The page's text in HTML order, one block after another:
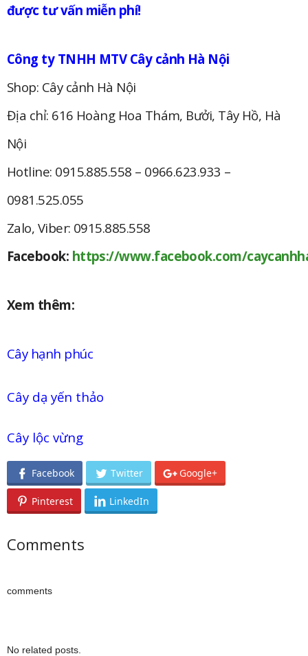
được tư vấn miễn phí!
Công ty TNHH MTV Cây cảnh Hà Nội
Shop: Cây cảnh Hà Nội
Địa chỉ: 616 Hoàng Hoa Thám, Bưởi, Tây Hồ, Hà
Nội
Hotline: 0915.885.558 – 0966.623.933 –
0981.525.055
Zalo, Viber: 0915.885.558
Facebook: https://www.facebook.com/
Xem thêm:
Cây hạnh phúc
Cây dạ yến thảo
Cây lộc vừng
Facebook Twitter Google+
Pinterest LinkedIn
Comments
comments
No related posts.